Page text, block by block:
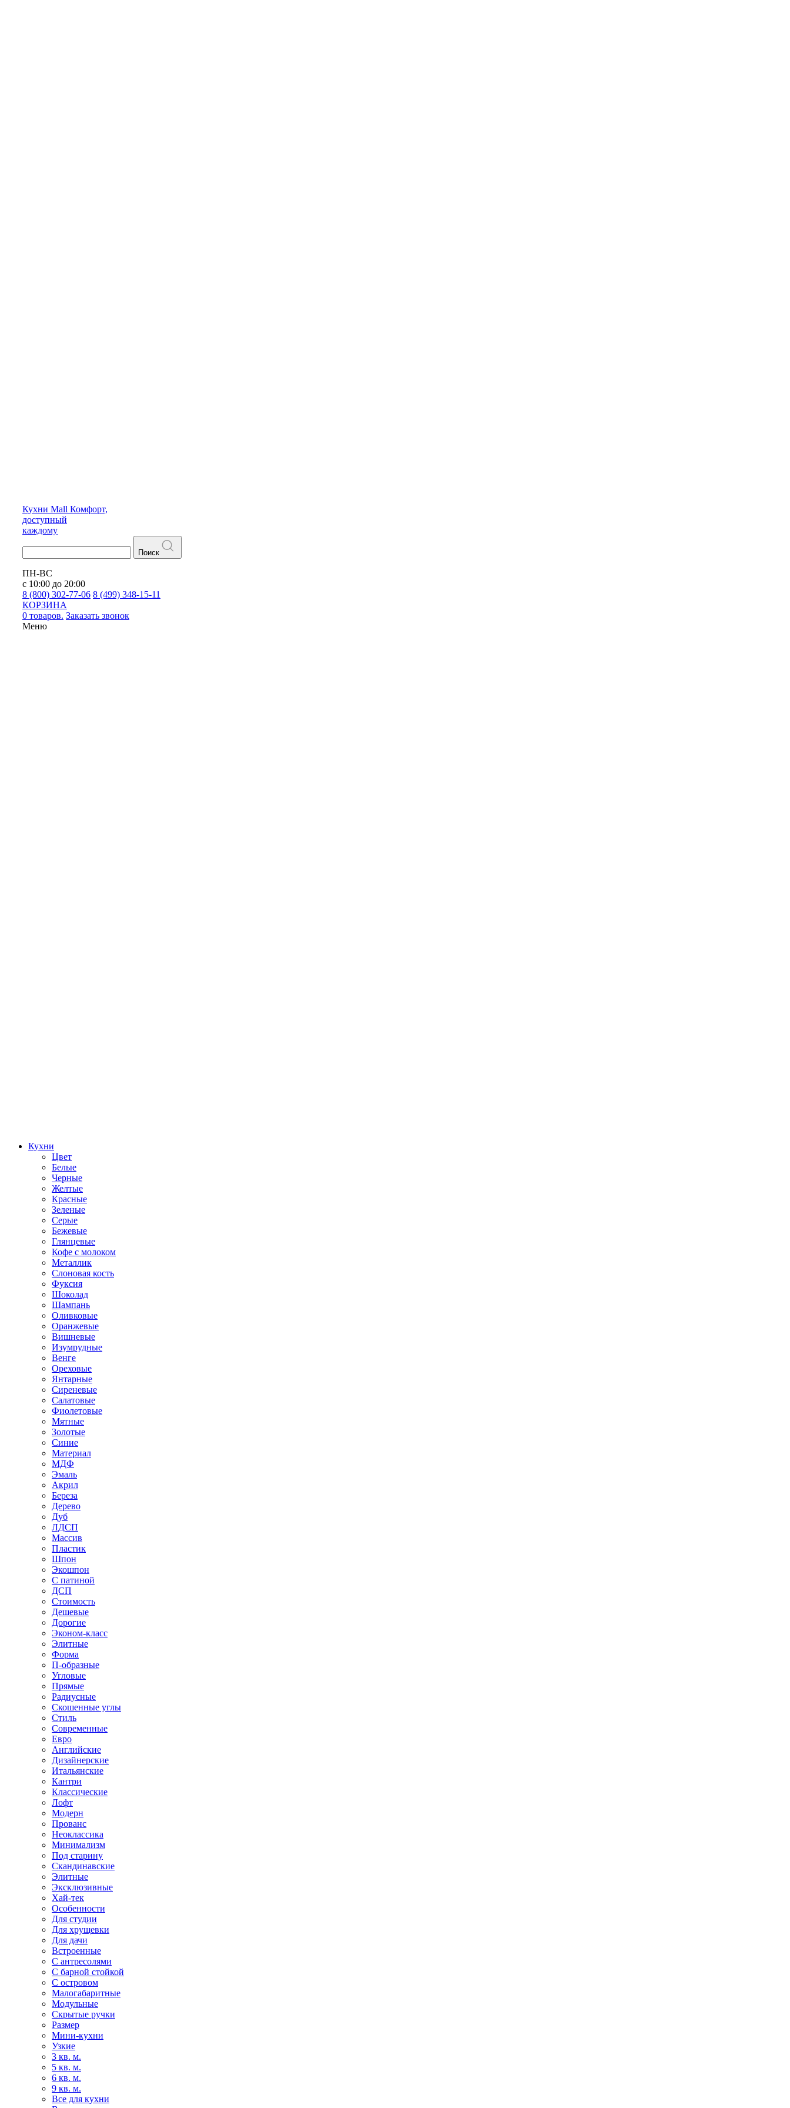
Кухни Mall Комфорт,
доступный
каждому
Поиск
ПН-ВС
с 10:00 до 20:00
8 (800) 302-77-06 8 (499) 348-15-11
КОРЗИНА
0 товаров. Заказать звонок
Меню
Кухни
Цвет
Белые
Черные
Желтые
Красные
Зеленые
Серые
Бежевые
Глянцевые
Кофе с молоком
Металлик
Слоновая кость
Фуксия
Шоколад
Шампань
Оливковые
Оранжевые
Вишневые
Изумрудные
Венге
Ореховые
Янтарные
Сиреневые
Салатовые
Фиолетовые
Мятные
Золотые
Синие
Материал
МДФ
Эмаль
Акрил
Береза
Дерево
Дуб
ЛДСП
Массив
Пластик
Шпон
Экошпон
С патиной
ДСП
Стоимость
Дешевые
Дорогие
Эконом-класс
Элитные
Форма
П-образные
Угловые
Прямые
Радиусные
Скошенные углы
Стиль
Современные
Евро
Английские
Дизайнерские
Итальянские
Кантри
Классические
Лофт
Модерн
Прованс
Неоклассика
Минимализм
Под старину
Скандинавские
Элитные
Эксклюзивные
Хай-тек
Особенности
Для студии
Для хрущевки
Для дачи
Встроенные
С антресолями
С барной стойкой
С островом
Малогабаритные
Модульные
Скрытые ручки
Размер
Мини-кухни
Узкие
3 кв. м.
5 кв. м.
6 кв. м.
9 кв. м.
Все для кухни